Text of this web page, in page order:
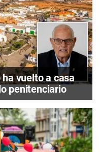
vuelto a casa
penitenciario